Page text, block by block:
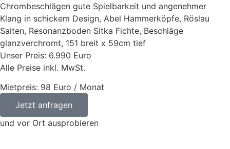
Chrombeschlägen gute Spielbarkeit und angenehmer
Klang in schickem Design, Abel Hammerköpfe, Röslau
Saiten, Resonanzboden Sitka Fichte, Beschläge
glanzverchromt, 151 breit x 59cm tief
Unser Preis: 6.990 Euro
Alle Preise inkl. MwSt.
Mietpreis: 98 Euro / Monat
Jetzt anfragen
und vor Ort ausprobieren